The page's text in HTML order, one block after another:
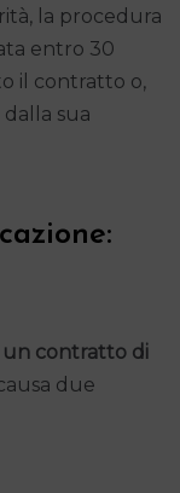
la procedura
entro 30
il contratto o,
sua
un contratto di
due